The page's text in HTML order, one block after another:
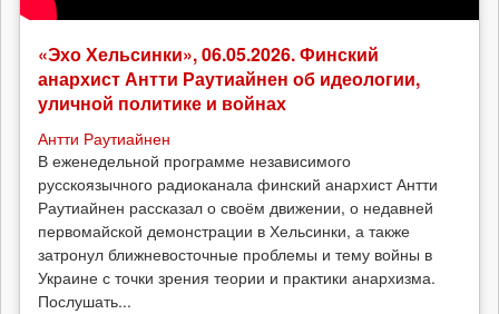
«Эхо Хельсинки», 06.05.2026. Финский
анархист Антти Раутиайнен об идеологии,
уличной политике и войнах
Антти Раутиайнен
В еженедельной программе независимого
русскоязычного радиоканала финский анархист Антти
Раутиайнен рассказал о своём движении, о недавней
первомайской демонстрации в Хельсинки, а также
затронул ближневосточные проблемы и тему войны в
Украине с точки зрения теории и практики анархизма.
Послушать...